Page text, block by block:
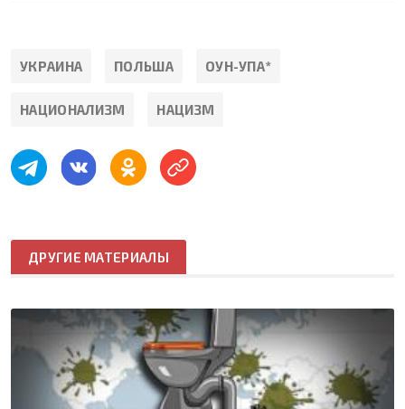
УКРАИНА ПОЛЬША ОУН-УПА*
НАЦИОНАЛИЗМ НАЦИЗМ
ДРУГИЕ МАТЕРИАЛЫ